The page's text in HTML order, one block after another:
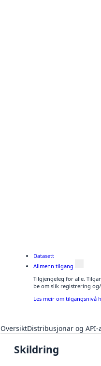
Datasett
Allmenn tilgang
Tilgjengeleg for alle.
be om slik registrering
Les meir om tilgangsnivå
OversiktDistribusjonar og API-
Skildring